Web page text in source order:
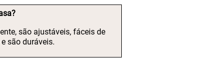
são ajustáveis, fáceis de
são duráveis.